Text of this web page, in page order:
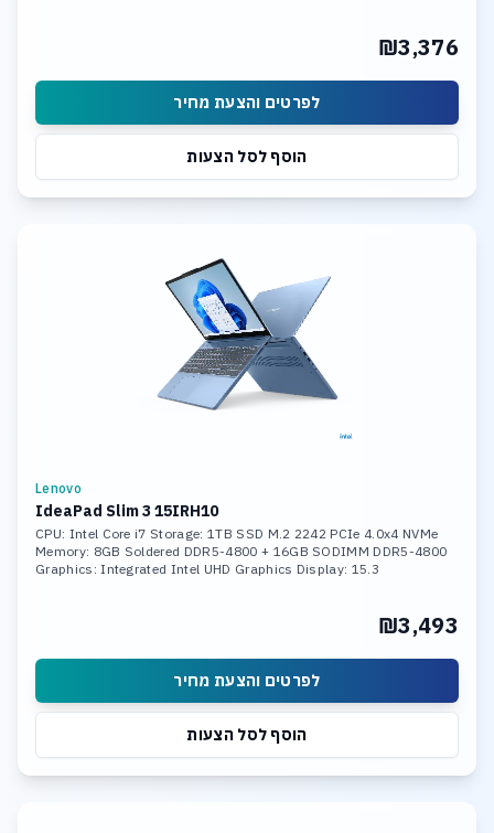
₪3,376
לפרטים והצעת מחיר
הוסף לסל הצעות
Lenovo
IdeaPad Slim 3 15IRH10
CPU: Intel Core i7 Storage: 1TB SSD M.2 2242 PCIe 4.0x4 NVMe
Memory: 8GB Soldered DDR5-4800 + 16GB SODIMM DDR5-4800
Graphics: Integrated Intel UHD Graphics Display: 15.3
₪3,493
לפרטים והצעת מחיר
הוסף לסל הצעות